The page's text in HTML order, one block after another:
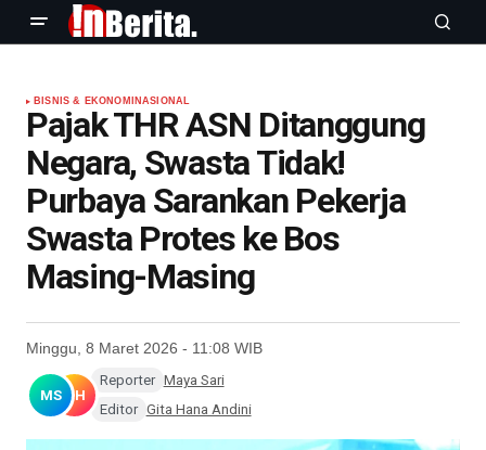
BISNIS & EKONOMI NASIONAL
Pajak THR ASN Ditanggung
Negara, Swasta Tidak!
Purbaya Sarankan Pekerja
Swasta Protes ke Bos
Masing-Masing
Minggu, 8 Maret 2026 - 11:08 WIB
MS GH
Reporter Maya Sari
Editor Gita Hana Andini